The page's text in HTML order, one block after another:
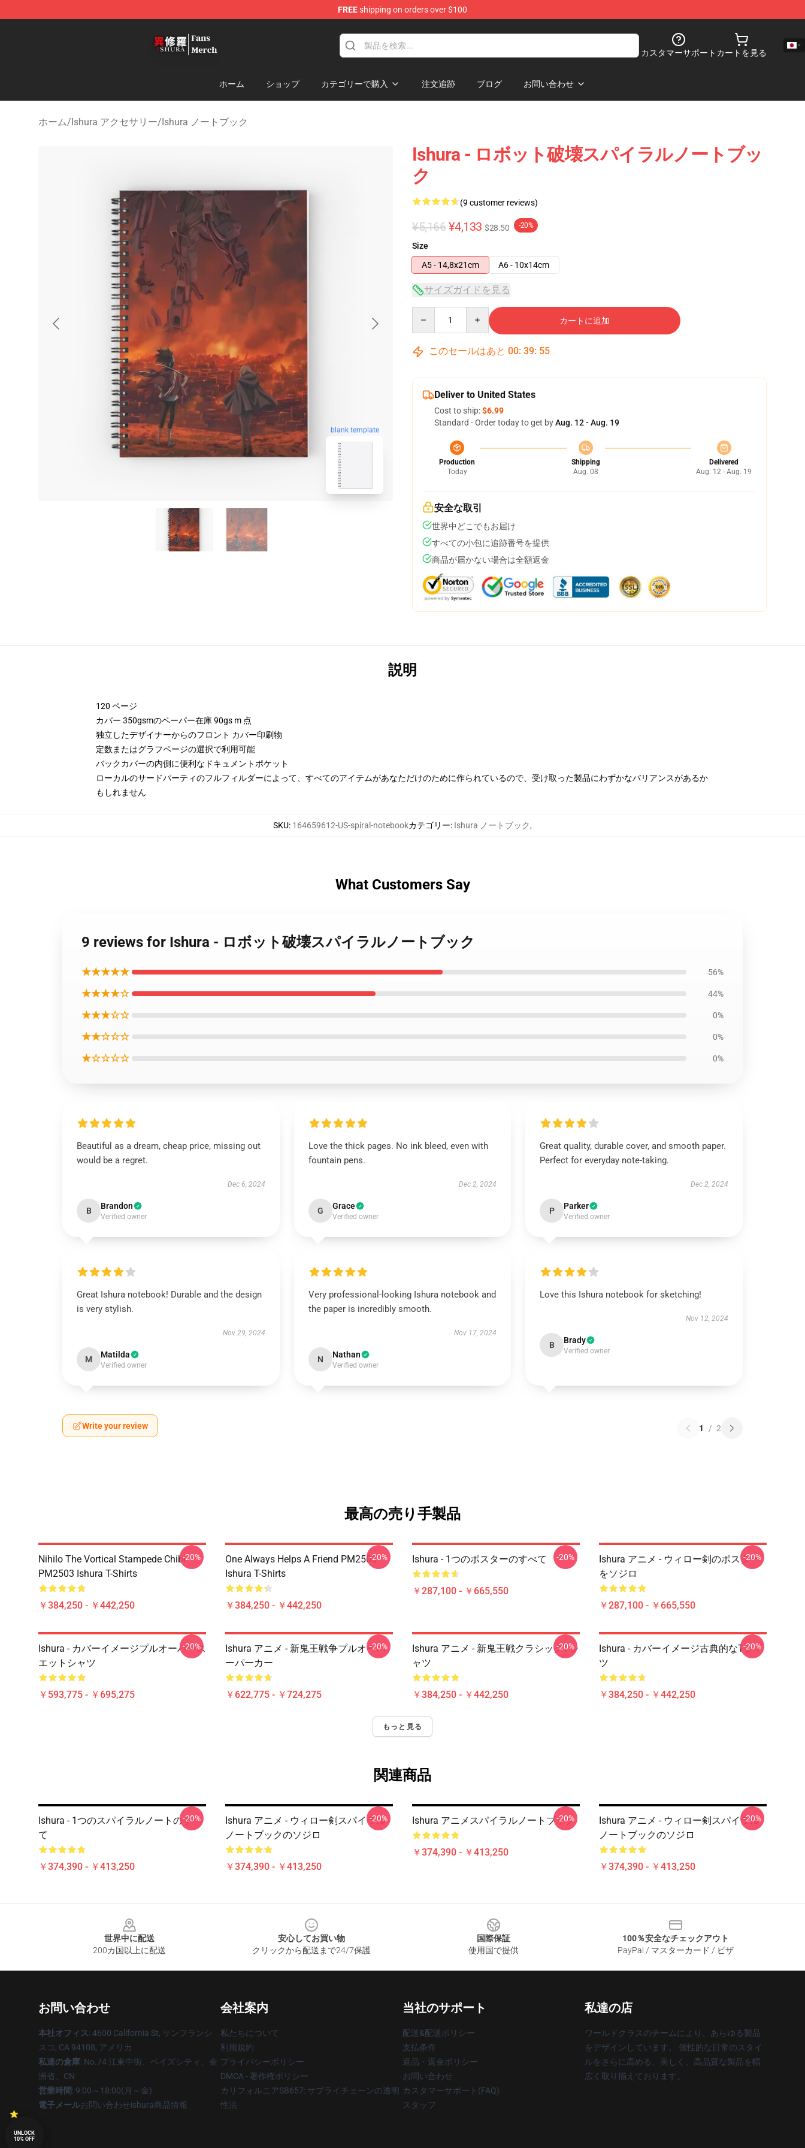
FREEshipping on orders over $100
カスタマーサポート カートを見る
ホーム ショップ カテゴリーで購入 注文追跡 ブログ お問い合わせ
ホーム/Ishura アクセサリー/Ishura ノートブック
blank template
Ishura - ロボット破壊スパイラルノートブッ
ク
(9 customer reviews)
¥5,166 ¥4,133 $28.50 -20%
Size
A5 - 14,8x21cm
A6 - 10x14cm
サイズガイドを見る
カートに追加
このセールはあと 00: 39: 54
Deliver to United States
Cost to ship:$6.99
Standard - Order today to get byAug. 12 - Aug. 19
Production
Today
Shipping
Aug. 08
Delivered
Aug. 12 - Aug. 19
安全な取引
世界中どこでもお届け
すべての小包に追跡番号を提供
商品が届かない場合は全額返金
説明
120 ページ
カバー 350gsmのペーパー在庫 90gs m 点
独立したデザイナーからのフロント カバー印刷物
定数またはグラフページの選択で利用可能
バックカバーの内側に便利なドキュメントポケット
ローカルのサードパーティのフルフィルダーによって、すべてのアイテムがあなただけのために作られているので、受け取った製品にわずかなバリアンスがあるか
もしれません
SKU: 164659612-US-spiral-notebookカテゴリー: Ishura ノートブック,
What Customers Say
9 reviews for Ishura - ロボット破壊スパイラルノートブック
★★★★★ 56%
★★★★☆ 44%
★★★☆☆ 0%
★★☆☆☆ 0%
★☆☆☆☆ 0%
Beautiful as a dream, cheap price, missing out
would be a regret.
Dec 6, 2024
B Brandon
Verified owner
Love the thick pages. No ink bleed, even with
fountain pens.
Dec 2, 2024
G Grace
Verified owner
Great quality, durable cover, and smooth paper.
Perfect for everyday note-taking.
Dec 2, 2024
P Parker
Verified owner
Great Ishura notebook! Durable and the design
is very stylish.
Nov 29, 2024
M Matilda
Verified owner
Very professional-looking Ishura notebook and
the paper is incredibly smooth.
Nov 17, 2024
N Nathan
Verified owner
Love this Ishura notebook for sketching!
Nov 12, 2024
B Brady
Verified owner
Write your review 1 / 2
最高の売り手製品
Nihilo The Vortical Stampede Chibi
PM2503 Ishura T-Shirts
￥384,250 - ￥442,250
-20%
One Always Helps A Friend PM2503
Ishura T-Shirts
￥384,250 - ￥442,250
-20% Ishura - 1つのポスターのすべて
￥287,100 - ￥665,550
-20%
Ishura アニメ - ウィロー剣のポスター
をソジロ
￥287,100 - ￥665,550
-20%
Ishura - カバーイメージプルオーバース
エットシャツ
￥593,775 - ￥695,275
-20%
Ishura アニメ - 新鬼王戦争プルオーバ
ーパーカー
￥622,775 - ￥724,275
-20%
Ishura アニメ - 新鬼王戦クラシックTシ
ャツ
￥384,250 - ￥442,250
-20%
Ishura - カバーイメージ古典的なTシャ
ツ
￥384,250 - ￥442,250
-20%
もっと見る
関連商品
Ishura - 1つのスパイラルノートのすべ
て
￥374,390 - ￥413,250
-20%
Ishura アニメ - ウィロー剣スパイラル
ノートブックのソジロ
￥374,390 - ￥413,250
-20% Ishura アニメスパイラルノートブック
￥374,390 - ￥413,250
-20%
Ishura アニメ - ウィロー剣スパイラル
ノートブックのソジロ
￥374,390 - ￥413,250
-20%
世界中に配送
200カ国以上に配送
安心してお買い物
クリックから配送まで24/7保護
国際保証
使用国で提供
100％安全なチェックアウト
PayPal / マスターカード / ビザ
お問い合わせ
本社オフィス: 4600 California St, サンフランシ
スコ, CA 94108, アメリカ
私達の倉庫: No.74 江東中街、ベイズシティ、金
洲省、CN
営業時間: 9:00～18:00(月～金)
電子メールお問い合わせishura商品情報
会社案内
私たちについて
利用規約
プライバシーポリシー
DMCA - 著作権ポリシー
カリフォルニアSB657: サプライチェーンの透明
性法
当社のサポート
配送&配送ポリシー
支払条件
返品・返金ポリシー
お問い合わせ
カスタマーサポート(FAQ)
スタッフ
私達の店
ワールドクラスのチームにより、あらゆる製品
をデザインしています。 個性的な日常のスタイ
ルをさらに高める、美しく、高品質な製品を幅
広く取り揃えております。
UNLOCK
10% OFF